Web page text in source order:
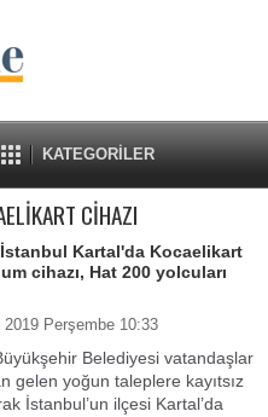
KATEGORİLER
CİHAZI
Kartal'da Kocaelikart
cihazı, Hat 200 yolcuları
2019 Perşembe 10:33
Belediyesi vatandaşlar
gelen yoğun taleplere kayıtsız
İstanbul’un ilçesi Kartal’da